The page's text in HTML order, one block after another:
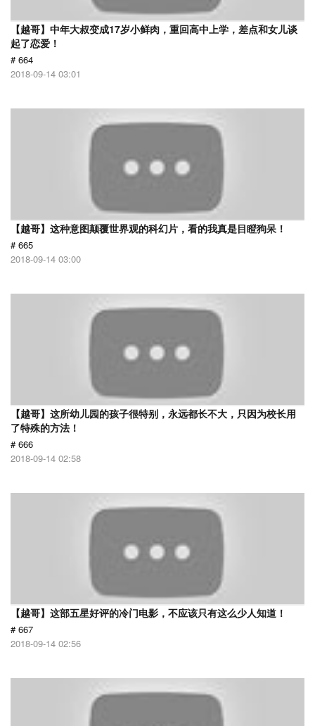
【越哥】中年大叔变成17岁小鲜肉，重回高中上学，差点和女儿谈
起了恋爱！
# 664
2018-09-14 03:01
【越哥】这种意图颠覆世界观的科幻片，看的我真是目瞪狗呆！
# 665
2018-09-14 03:00
【越哥】这所幼儿园的孩子很特别，永远都长不大，只因为校长用
了特殊的方法！
# 666
2018-09-14 02:58
【越哥】这部五星好评的冷门电影，不应该只有这么少人知道！
# 667
2018-09-14 02:56